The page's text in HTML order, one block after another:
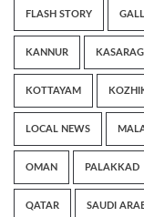
FLASH STORY
KANNUR
KOTTAYAM
LOCAL NEWS
OMAN PALAKKAD
QATAR SAUDI